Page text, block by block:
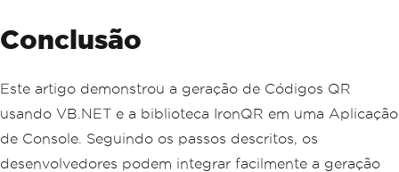
Conclusão
Este artigo demonstrou a geração de Códigos QR
usando VB.NET e a biblioteca IronQR em uma Aplicação
de Console. Seguindo os passos descritos, os
desenvolvedores podem integrar facilmente a geração